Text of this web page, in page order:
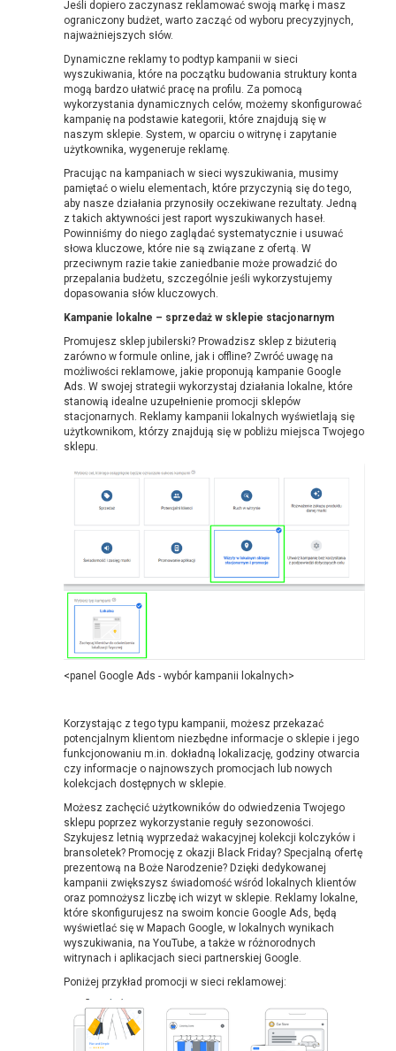
Jeśli dopiero zaczynasz reklamować swoją markę i masz
ograniczony budżet, warto zacząć od wyboru precyzyjnych,
najważniejszych słów.
Dynamiczne reklamy to podtyp kampanii w sieci
wyszukiwania, które na początku budowania struktury konta
mogą bardzo ułatwić pracę na profilu. Za pomocą
wykorzystania dynamicznych celów, możemy skonfigurować
kampanię na podstawie kategorii, które znajdują się w
naszym sklepie. System, w oparciu o witrynę i zapytanie
użytkownika, wygeneruje reklamę.
Pracując na kampaniach w sieci wyszukiwania, musimy
pamiętać o wielu elementach, które przyczynią się do tego,
aby nasze działania przynosiły oczekiwane rezultaty. Jedną
z takich aktywności jest raport wyszukiwanych haseł.
Powinniśmy do niego zaglądać systematycznie i usuwać
słowa kluczowe, które nie są związane z ofertą. W
przeciwnym razie takie zaniedbanie może prowadzić do
przepalania budżetu, szczególnie jeśli wykorzystujemy
dopasowania słów kluczowych.
Kampanie lokalne – sprzedaż w sklepie stacjonarnym
Promujesz sklep jubilerski? Prowadzisz sklep z biżuterią
zarówno w formule online, jak i offline? Zwróć uwagę na
możliwości reklamowe, jakie proponują kampanie Google
Ads. W swojej strategii wykorzystaj działania lokalne, które
stanowią idealne uzupełnienie promocji sklepów
stacjonarnych. Reklamy kampanii lokalnych wyświetlają się
użytkownikom, którzy znajdują się w pobliżu miejsca Twojego
sklepu.
<panel Google Ads - wybór kampanii lokalnych>
Korzystając z tego typu kampanii, możesz przekazać
potencjalnym klientom niezbędne informacje o sklepie i jego
funkcjonowaniu m.in. dokładną lokalizację, godziny otwarcia
czy informacje o najnowszych promocjach lub nowych
kolekcjach dostępnych w sklepie.
Możesz zachęcić użytkowników do odwiedzenia Twojego
sklepu poprzez wykorzystanie reguły sezonowości.
Szykujesz letnią wyprzedaż wakacyjnej kolekcji kolczyków i
bransoletek? Promocję z okazji Black Friday? Specjalną ofertę
prezentową na Boże Narodzenie? Dzięki dedykowanej
kampanii zwiększysz świadomość wśród lokalnych klientów
oraz pomnożysz liczbę ich wizyt w sklepie. Reklamy lokalne,
które skonfigurujesz na swoim koncie Google Ads, będą
wyświetlać się w Mapach Google, w lokalnych wynikach
wyszukiwania, na YouTube, a także w różnorodnych
witrynach i aplikacjach sieci partnerskiej Google.
Poniżej przykład promocji w sieci reklamowej: